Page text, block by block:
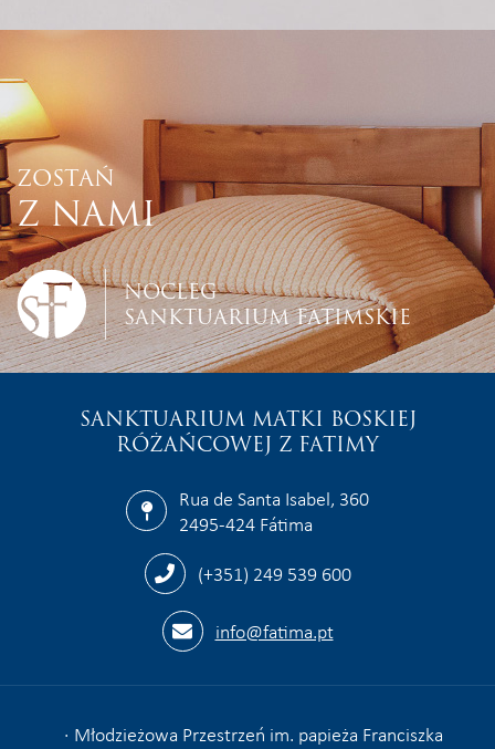
ZOSTAŃ
Z NAMI
NOCLEG
SANKTUARIUM FATIMSKIE
SANKTUARIUM MATKI BOSKIEJ
RÓŻAŃCOWEJ Z FATIMY
Rua de Santa Isabel, 360
2495-424 Fátima
(+351) 249 539 600
info@fatima.pt
Młodzieżowa Przestrzeń im. papieża Franciszka